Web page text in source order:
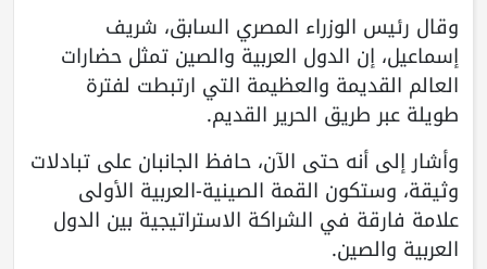
وقال رئيس الوزراء المصري السابق، شريف
إسماعيل، إن الدول العربية والصين تمثل حضارات
العالم القديمة والعظيمة التي ارتبطت لفترة
طويلة عبر طريق الحرير القديم.
وأشار إلى أنه حتى الآن، حافظ الجانبان على تبادلات
وثيقة، وستكون القمة الصينية-العربية الأولى
علامة فارقة في الشراكة الاستراتيجية بين الدول
العربية والصين.